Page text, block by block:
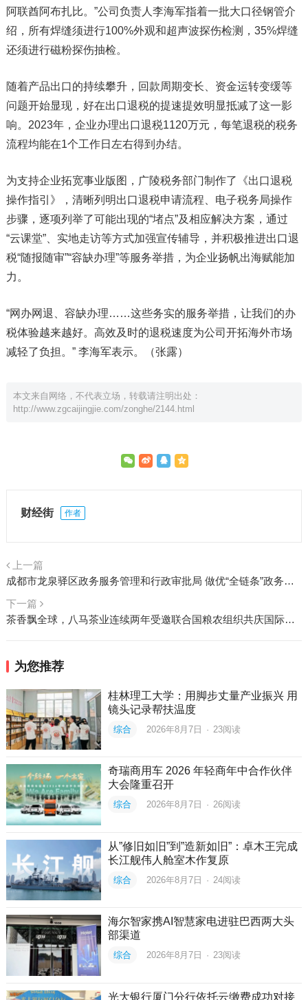
阿联酋阿布扎比。”公司负责人李海军指着一批大口径钢管介
绍，所有焊缝须进行100%外观和超声波探伤检测，35%焊缝
还须进行磁粉探伤抽检。
随着产品出口的持续攀升，回款周期变长、资金运转变缓等
问题开始显现，好在出口退税的提速提效明显抵减了这一影
响。2023年，企业办理出口退税1120万元，每笔退税的税务
流程均能在1个工作日左右得到办结。
为支持企业拓宽事业版图，广陵税务部门制作了《出口退税
操作指引》，清晰列明出口退税申请流程、电子税务局操作
步骤，逐项列举了可能出现的“堵点”及相应解决方案，通过
“云课堂”、实地走访等方式加强宣传辅导，并积极推进出口退
税“随报随审”“容缺办理”等服务举措，为企业扬帆出海赋能加
力。
“网办网退、容缺办理……这些务实的服务举措，让我们的办
税体验越来越好。高效及时的退税速度为公司开拓海外市场
减轻了负担。” 李海军表示。（张露）
本文来自网络，不代表立场，转载请注明出处：
http://www.zgcaijingjie.com/zonghe/2144.html
财经街 作者
上一篇
成都市龙泉驿区政务服务管理和行政审批局 做优“全链条”政务公开 市民信息获取更便捷
下一篇
茶香飘全球，八马茶业连续两年受邀联合国粮农组织共庆国际茶日
为您推荐
桂林理工大学：用脚步丈量产业振兴 用
镜头记录帮扶温度
综合 2026年8月7日 · 23阅读
奇瑞商用车 2026 年轻商年中合作伙伴
大会隆重召开
综合 2026年8月7日 · 26阅读
从”修旧如旧”到”造新如旧”：卓木王完成
长江舰伟人舱室木作复原
综合 2026年8月7日 · 24阅读
海尔智家携AI智慧家电进驻巴西两大头
部渠道
综合 2026年8月7日 · 23阅读
光大银行厦门分行依托云缴费成功对接